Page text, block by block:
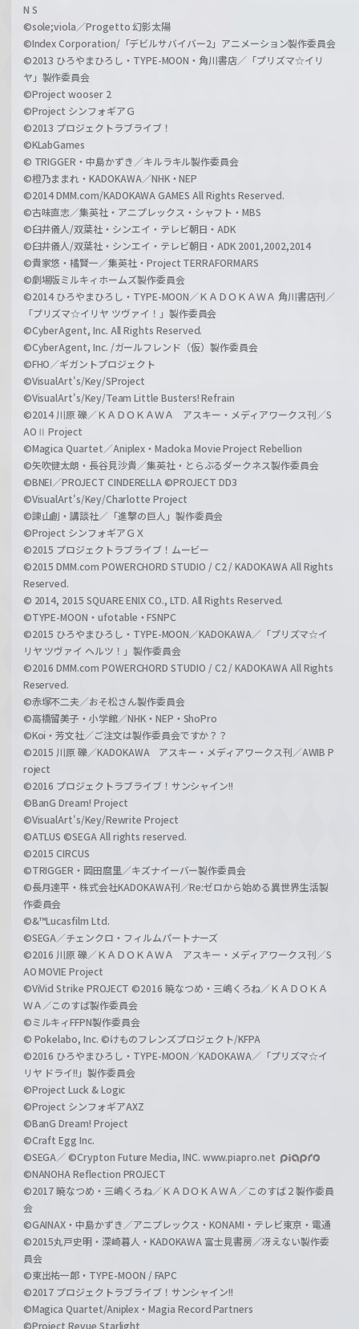
N S
©sole;viola／Progetto 幻影太陽
©Index Corporation/「デビルサバイバー2」アニメーション製作委員会
©2013 ひろやまひろし・TYPE-MOON・角川書店／「プリズマ☆イリ
ヤ」製作委員会
©Project wooser 2
©Project シンフォギアＧ
©2013 プロジェクトラブライブ！
©KLabGames
© TRIGGER・中島かずき／キルラキル製作委員会
©橙乃ままれ・KADOKAWA／NHK・NEP
©2014 DMM.com/KADOKAWA GAMES All Rights Reserved.
©古味直志／集英社・アニプレックス・シャフト・MBS
©臼井儀人/双葉社・シンエイ・テレビ朝日・ADK
©臼井儀人/双葉社・シンエイ・テレビ朝日・ADK 2001,2002,2014
©貴家悠・橘賢一／集英社・Project TERRAFORMARS
©劇場版ミルキィホームズ製作委員会
©2014 ひろやまひろし・TYPE-MOON／ＫＡＤＯＫＡＷＡ 角川書店刊／
「プリズマ☆イリヤ ツヴァイ！」製作委員会
©CyberAgent, Inc. All Rights Reserved.
©CyberAgent, Inc. /ガールフレンド（仮）製作委員会
©FHO／ギガントプロジェクト
©VisualArt's/Key/SProject
©VisualArt's/Key/Team Little Busters! Refrain
©2014 川原 礫／ＫＡＤＯＫＡＷＡ アスキー・メディアワークス刊／S
AOⅡ Project
©Magica Quartet／Aniplex・Madoka Movie Project Rebellion
©矢吹健太朗・長谷見沙貴／集英社・とらぶるダークネス製作委員会
©BNEI／PROJECT CINDERELLA ©PROJECT DD3
©VisualArt's/Key/Charlotte Project
©諫山創・講談社／「進撃の巨人」製作委員会
©Project シンフォギアＧＸ
©2015 プロジェクトラブライブ！ムービー
©2015 DMM.com POWERCHORD STUDIO / C2 / KADOKAWA All Rights
Reserved.
© 2014, 2015 SQUARE ENIX CO., LTD. All Rights Reserved.
©TYPE-MOON・ufotable・FSNPC
©2015 ひろやまひろし・TYPE-MOON／KADOKAWA／「プリズマ☆イ
リヤ ツヴァイ ヘルツ！」製作委員会
©2016 DMM.com POWERCHORD STUDIO / C2 / KADOKAWA All Rights
Reserved.
©赤塚不二夫／おそ松さん製作委員会
©高橋留美子・小学館／NHK・NEP・ShoPro
©Koi・芳文社／ご注文は製作委員会ですか？？
©2015 川原 礫／KADOKAWA アスキー・メディアワークス刊／AWIB P
roject
©2016 プロジェクトラブライブ！サンシャイン!!
©BanG Dream! Project
©VisualArt's/Key/Rewrite Project
©ATLUS ©SEGA All rights reserved.
©2015 CIRCUS
©TRIGGER・岡田麿里／キズナイーバー製作委員会
©長月達平・株式会社KADOKAWA刊／Re:ゼロから始める異世界生活製
作委員会
©&™Lucasfilm Ltd.
©SEGA／チェンクロ・フィルムパートナーズ
©2016 川原 礫／ＫＡＤＯＫＡＷＡ アスキー・メディアワークス刊／S
AO MOVIE Project
©ViVid Strike PROJECT ©2016 暁なつめ・三嶋くろね／ＫＡＤＯＫＡ
ＷＡ／このすば製作委員会
©ミルキィFFPN製作委員会
© Pokelabo, Inc. ©けものフレンズプロジェクト/KFPA
©2016 ひろやまひろし・TYPE-MOON／KADOKAWA／「プリズマ☆イ
リヤ ドライ!!」製作委員会
©Project Luck & Logic
©Project シンフォギアAXZ
©BanG Dream! Project
©Craft Egg Inc.
©SEGA／ ©Crypton Future Media, INC. www.piapro.net
©NANOHA Reflection PROJECT
©2017 暁なつめ・三嶋くろね／ＫＡＤＯＫＡＷＡ／このすば２製作委員
会
©GAINAX・中島かずき／アニプレックス・KONAMI・テレビ東京・電通
©2015丸戸史明・深崎暮人・KADOKAWA 富士見書房／冴えない製作委
員会
©東出祐一郎・TYPE-MOON / FAPC
©2017 プロジェクトラブライブ！サンシャイン!!
©Magica Quartet/Aniplex・Magia Record Partners
©Project Revue Starlight